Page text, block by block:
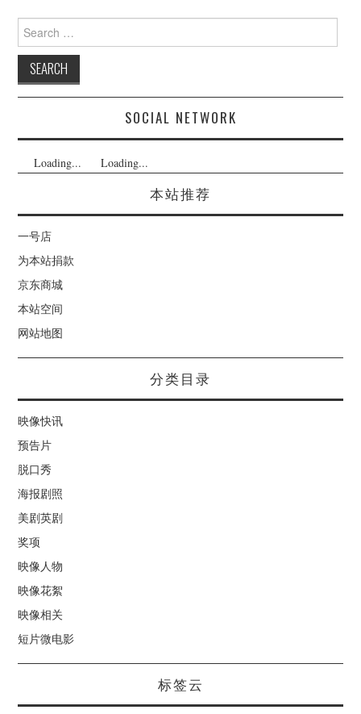
Search
for:
SOCIAL NETWORK
Loading... Loading...
本站推荐
一号店
为本站捐款
京东商城
本站空间
网站地图
分类目录
映像快讯
预告片
脱口秀
海报剧照
美剧英剧
奖项
映像人物
映像花絮
映像相关
短片微电影
标签云